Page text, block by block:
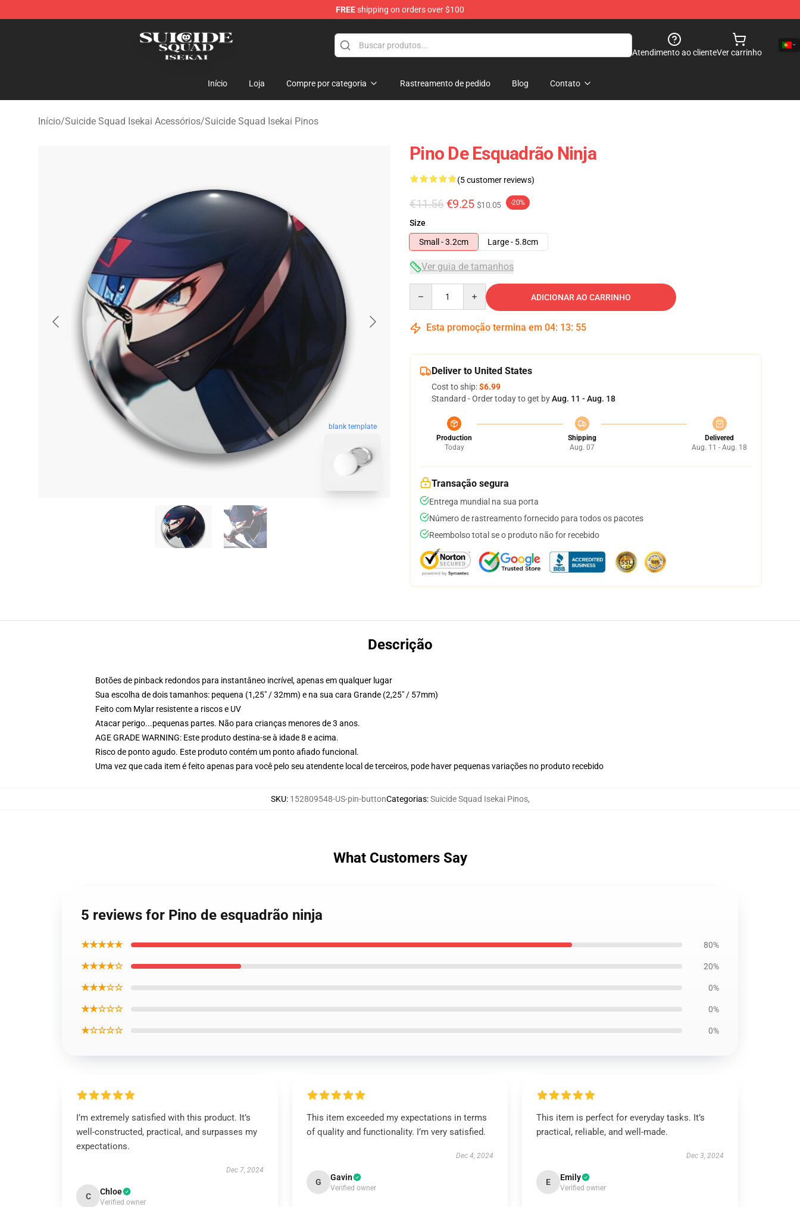
FREEshipping on orders over $100
Atendimento ao clienteVer carrinho
Início Loja Compre por categoria Rastreamento de pedido Blog Contato
Início/Suicide Squad Isekai Acessórios/Suicide Squad Isekai Pinos
blank template
Pino De Esquadrão Ninja
(5 customer reviews)
€11.56 €9.25 $10.05 -20%
Size
Small - 3.2cm
Large - 5.8cm
Ver guia de tamanhos
ADICIONAR AO CARRINHO
Esta promoção termina em 04: 13: 54
Deliver to United States
Cost to ship:$6.99
Standard - Order today to get byAug. 11 - Aug. 18
Production
Today
Shipping
Aug. 07
Delivered
Aug. 11 - Aug. 18
Transação segura
Entrega mundial na sua porta
Número de rastreamento fornecido para todos os pacotes
Reembolso total se o produto não for recebido
Descrição
Botões de pinback redondos para instantâneo incrível, apenas em qualquer lugar
Sua escolha de dois tamanhos: pequena (1,25" / 32mm) e na sua cara Grande (2,25" / 57mm)
Feito com Mylar resistente a riscos e UV
Atacar perigo...pequenas partes. Não para crianças menores de 3 anos.
AGE GRADE WARNING: Este produto destina-se à idade 8 e acima.
Risco de ponto agudo. Este produto contém um ponto afiado funcional.
Uma vez que cada item é feito apenas para você pelo seu atendente local de terceiros, pode haver pequenas variações no produto recebido
SKU: 152809548-US-pin-buttonCategorias:Suicide Squad Isekai Pinos,
What Customers Say
5 reviews for Pino de esquadrão ninja
★★★★★ 80%
★★★★☆ 20%
★★★☆☆ 0%
★★☆☆☆ 0%
★☆☆☆☆ 0%
I’m extremely satisfied with this product. It’s
well-constructed, practical, and surpasses my
expectations.
Dec 7, 2024
C Chloe
Verified owner
This item exceeded my expectations in terms
of quality and functionality. I’m very satisfied.
Dec 4, 2024
G Gavin
Verified owner
This item is perfect for everyday tasks. It’s
practical, reliable, and well-made.
Dec 3, 2024
E Emily
Verified owner